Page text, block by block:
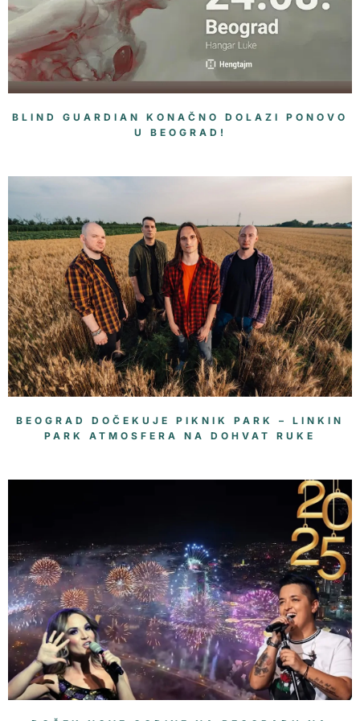
BLIND GUARDIAN KONAČNO DOLAZI PONOVO
U BEOGRAD!
BEOGRAD DOČEKUJE PIKNIK PARK – LINKIN
PARK ATMOSFERA NA DOHVAT RUKE